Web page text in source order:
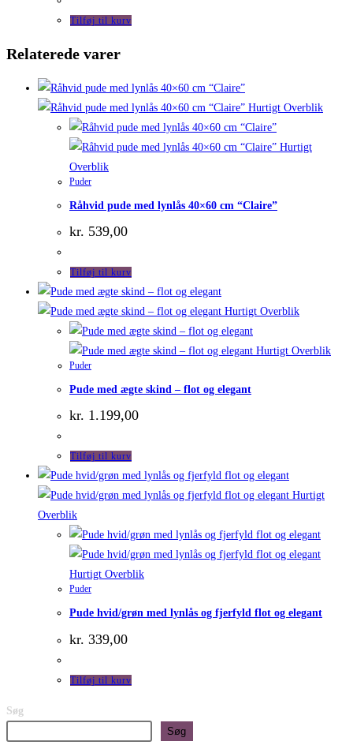
var:
Tilføj til kurv
Relaterede varer
Hurtigt Overblik
Hurtigt
Overblik
Puder
Råhvid pude med lynlås 40×60 cm “Claire”
kr. 539,00
Tilføj til kurv
Hurtigt Overblik
Hurtigt Overblik
Puder
Pude med ægte skind – flot og elegant
kr. 1.199,00
Tilføj til kurv
Hurtigt
Overblik
Hurtigt Overblik
Puder
Pude hvid/grøn med lynlås og fjerfyld flot og elegant
kr. 339,00
Tilføj til kurv
Søg
Søg